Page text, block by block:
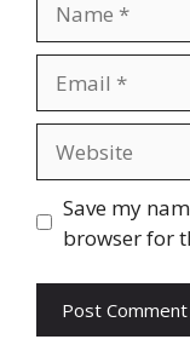
Save my
browser for